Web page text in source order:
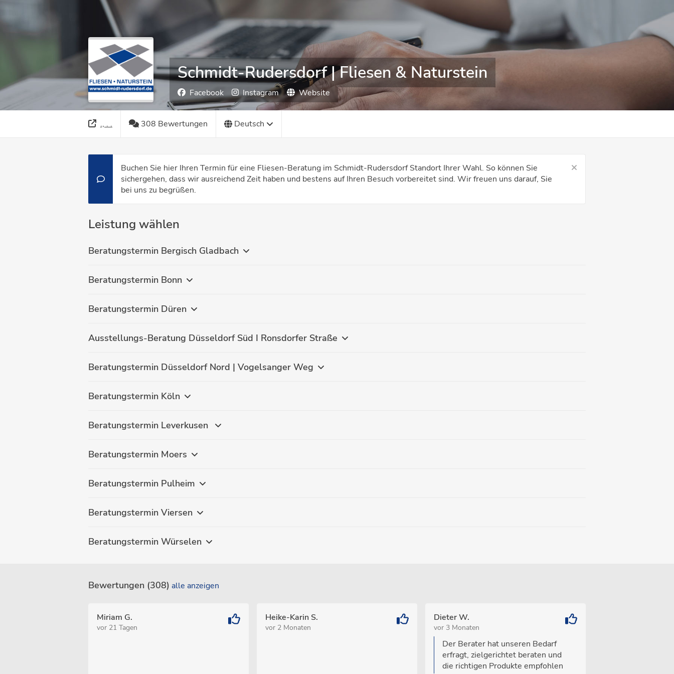
Schmidt-Rudersdorf | Fliesen & Naturstein
Facebook Instagram Website
., . . 308 Bewertungen Deutsch
Buchen Sie hier Ihren Termin für eine Fliesen-Beratung im Schmidt-Rudersdorf Standort Ihrer Wahl. So können Sie
sichergehen, dass wir ausreichend Zeit haben und bestens auf Ihren Besuch vorbereitet sind. Wir freuen uns darauf, Sie
bei uns zu begrüßen.
Leistung wählen
Beratungstermin Bergisch Gladbach
Beratungstermin Bonn
Beratungstermin Düren
Ausstellungs-Beratung Düsseldorf Süd I Ronsdorfer Straße
Beratungstermin Düsseldorf Nord | Vogelsanger Weg
Beratungstermin Köln
Beratungstermin Leverkusen
Beratungstermin Moers
Beratungstermin Pulheim
Beratungstermin Viersen
Beratungstermin Würselen
Bewertungen (308) alle anzeigen
Miriam G.
vor 21 Tagen
Heike-Karin S.
vor 2 Monaten
Dieter W.
vor 3 Monaten
Der Berater hat unseren Bedarf
erfragt, zielgerichtet beraten und
die richtigen Produkte empfohlen